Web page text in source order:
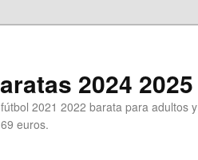
2024 2025
2021 2022 barata para adultos y
euros.